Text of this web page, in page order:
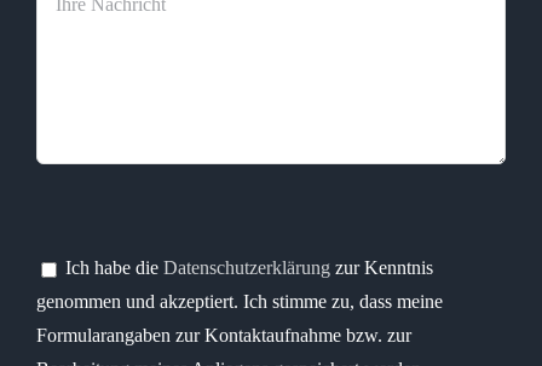
Ich habe die Datenschutzerklärung zur Kenntnis
genommen und akzeptiert. Ich stimme zu, dass meine
Formularangaben zur Kontaktaufnahme bzw. zur